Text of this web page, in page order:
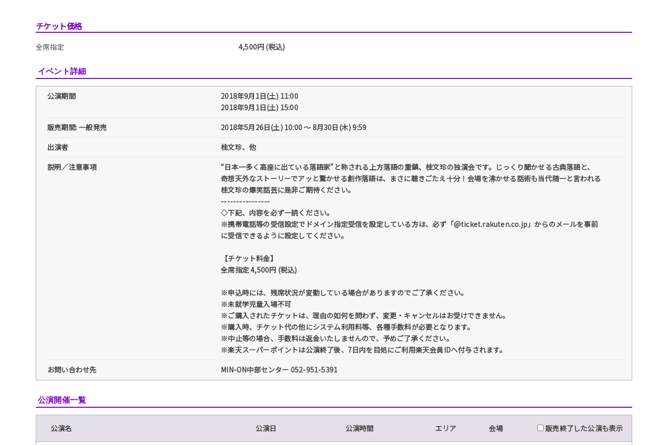
チケット価格
全席指定 4,500円 (税込)
イベント詳細
公演期間
2018年9月1日(土) 11:00
2018年9月1日(土) 15:00
販売期間: 一般発売
2018年5月26日(土) 10:00 〜 8月30日(木) 9:59
出演者
桂文珍、他
説明／注意事項
“日本一多く高座に出ている落語家”と称される上方落語の重鎮、桂文珍の独演会です。じっくり聞かせる古典落語と、
奇想天外なストーリーでアッと驚かせる創作落語は、まさに聴きごたえ十分！会場を沸かせる話術も当代随一と言われる
桂文珍の爆笑話芸に是非ご期待ください。
----------------
◇下記、内容を必ず一読ください。
※携帯電話等の受信設定でドメイン指定受信を設定している方は、必ず「@ticket.rakuten.co.jp」からのメールを事前
に受信できるように設定してください。
【チケット料金】
全席指定 4,500円 (税込)
※申込時には、残席状況が変動している場合がありますのでご了承ください。
※未就学児童入場不可
※ご購入されたチケットは、理由の如何を問わず、変更・キャンセルはお受けできません。
※購入時、チケット代の他にシステム利用料等、各種手数料が必要となります。
※中止等の場合、手数料は返金いたしませんので、予めご了承ください。
※楽天スーパーポイントは公演終了後、7日内を目処にご利用楽天会員IDへ付与されます。
お問い合わせ先
MIN-ON中部センター 052-951-5391
公演開催一覧
公演名 公演日 公演時間 エリア 会場 販売終了した公演も表示